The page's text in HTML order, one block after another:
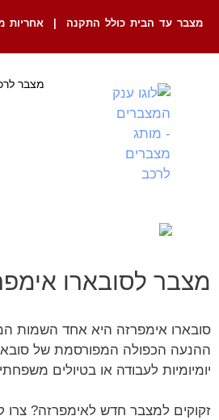
מצבר עד הבית כולל התקנה | אחריות
מצבר
מצבר לסובארו
סובארו אימפרזה היא אחד השמות
ההנעה הכפולה המפורסמת של
יומיומיות לעבודה או בטיולים
זקוקים למצבר חדש לאימפרזה? צרו קשר עם